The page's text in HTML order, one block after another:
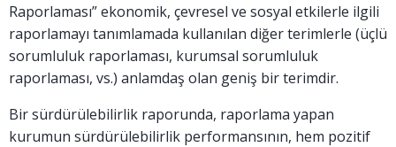
Raporlaması” ekonomik, çevresel ve sosyal etkilerle ilgili
raporlamayı tanımlamada kullanılan diğer terimlerle (üçlü
sorumluluk raporlaması, kurumsal sorumluluk
raporlaması, vs.) anlamdaş olan geniş bir terimdir.
Bir sürdürülebilirlik raporunda, raporlama yapan
kurumun sürdürülebilirlik performansının, hem pozitif